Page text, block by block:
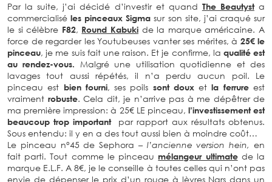
Par la suite, j’ai décidé d’investir et quand The Beautysta
commercialiséles pinceaux Sigma sur son site, j’ai craqué sur
le si célèbre F82, Round Kabuki de la marque américaine. A
force de regarder les Youtubeuses vanter ses mérites, à 25€ le
pinceau, je me suis fait une raison. Et je confirme, la qualité est
au rendez-vous. Malgré une utilisation quotidienne et des
lavages tout aussi répétés, il n’a perdu aucun poil. Le
pinceau est bien fourni, ses poils sont douxetla ferrureest
vraiment robuste. Cela dit, je n’arrive pas à me dépêtrer de
ma première impression: à 25€ LE pinceau, l’investissement est
beaucoup trop importantpar rapport aux résultats obtenus.
Sous entendu: il y en a des tout aussi bien à moindre coût…
Le pinceau n°45 de Sephora – l’ancienne version hein, en
fait parti. Tout comme le pinceau mélangeur ultimatede la
marque E.L.F. A 8€, je le conseille à toutes celles qui n’ont pas
envie de dépenser le prix d’un rouge à lèvres Nars dans un